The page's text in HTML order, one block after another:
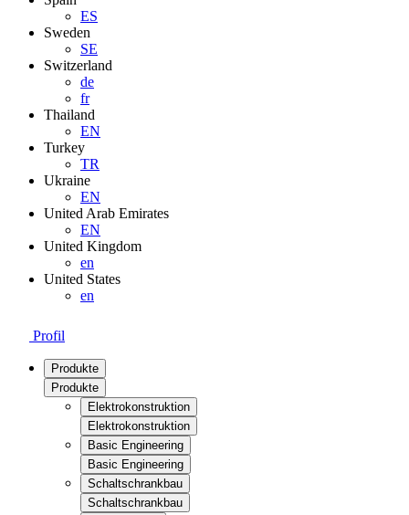
ES
Sweden
SE
Switzerland
de
fr
Thailand
EN
Turkey
TR
Ukraine
EN
United Arab Emirates
EN
United Kingdom
en
United States
en
Profil
Produkte
Produkte
Elektrokonstruktion
Elektrokonstruktion
Basic Engineering
Basic Engineering
Schaltschrankbau
Schaltschrankbau